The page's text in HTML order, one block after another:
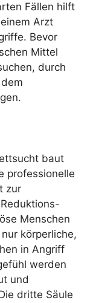
Fällen hilft
Arzt
Bevor
Mittel
durch
baut
professionelle
zur
Menschen
körperliche,
in Angriff
werden
und
dritte Säule